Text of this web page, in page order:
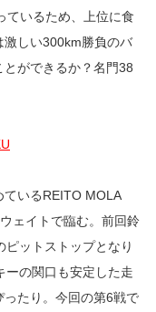
ているため、上位に食
激しい300km勝負のバ
とができるか？名門38
いるREITO MOLA
ェイトで臨む。前回鈴
ットストップとなり
ーの関口も安定した走
ったり。今回の第6戦で